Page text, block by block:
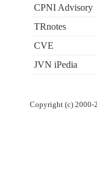
CPNI Advisory
TRnotes
CVE
JVN iPedia
Copyright (c) 2000-